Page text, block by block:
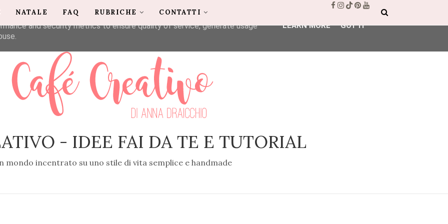
- IDEE FAI DA TE E TUTORIAL
mondo incentrato su uno stile di vita semplice e handmade
NATALE FAQ RUBRICHE CONTATTI
its services and to analyze traffic. Your IP address and user-agent
and security metrics to ensure quality of service, generate usage
LEARN MORE GOT IT